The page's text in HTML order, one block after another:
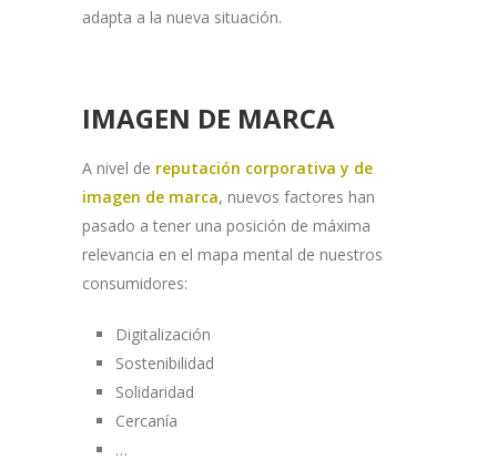
adapta a la nueva situación.
IMAGEN DE MARCA
A nivel de reputación corporativa y de
imagen de marca, nuevos factores han
pasado a tener una posición de máxima
relevancia en el mapa mental de nuestros
consumidores:
Digitalización
Sostenibilidad
Solidaridad
Cercanía
…